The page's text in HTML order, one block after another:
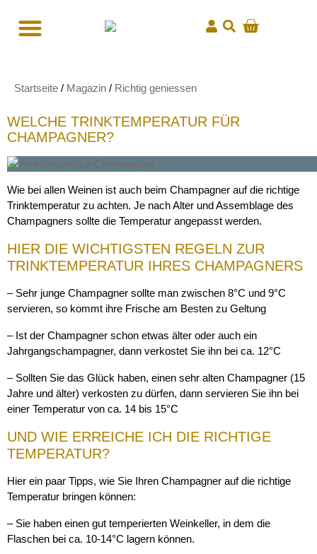
Startseite / Magazin / Richtig geniessen
WELCHE TRINKTEMPERATUR FÜR
CHAMPAGNER?
Wie bei allen Weinen ist auch beim Champagner auf die richtige
Trinktemperatur zu achten. Je nach Alter und Assemblage des
Champagners sollte die Temperatur angepasst werden.
HIER DIE WICHTIGSTEN REGELN ZUR
TRINKTEMPERATUR IHRES CHAMPAGNERS
– Sehr junge Champagner sollte man zwischen 8°C und 9°C
servieren, so kommt ihre Frische am Besten zu Geltung
– Ist der Champagner schon etwas älter oder auch ein
Jahrgangschampagner, dann verkostet Sie ihn bei ca. 12°C
– Sollten Sie das Glück haben, einen sehr alten Champagner (15
Jahre und älter) verkosten zu dürfen, dann servieren Sie ihn bei
einer Temperatur von ca. 14 bis 15°C
UND WIE ERREICHE ICH DIE RICHTIGE
TEMPERATUR?
Hier ein paar Tipps, wie Sie Ihren Champagner auf die richtige
Temperatur bringen können:
– Sie haben einen gut temperierten Weinkeller, in dem die
Flaschen bei ca. 10-14°C lagern können.